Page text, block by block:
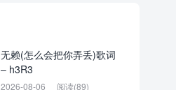
无赖(怎么会把你弄丢)歌词
– h3R3
2026-08-06 阅读(89)